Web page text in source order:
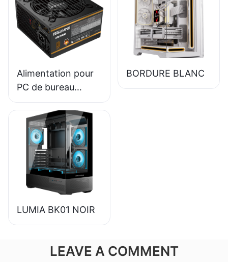
rendement 85 %,
certification 80+
Bronze ESB650W
Alimentation pour
PC de bureau
ESGAMING 550W
haute qualité,
rendement 85%,
certification 80+
Bronze ESB550W
BORDURE BLANC
LUMIA BK01 NOIR
LEAVE A COMMENT